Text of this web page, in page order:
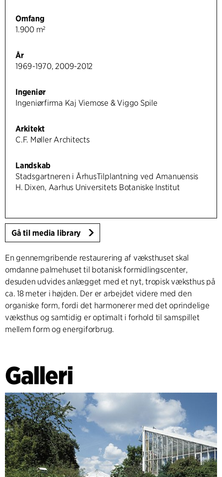
Omfang
1.900 m²
År
1969-1970, 2009-2012
Ingeniør
Ingeniørfirma Kaj Viemose & Viggo Spile
Arkitekt
C.F. Møller Architects
Landskab
Stadsgartneren i ÅrhusTilplantning ved Amanuensis
H. Dixen, Aarhus Universitets Botaniske Institut
Gå til media library
En gennemgribende restaurering af væksthuset skal
omdanne palmehuset til botanisk formidlingscenter,
desuden udvides anlægget med et nyt, tropisk væksthus på
ca. 18 meter i højden. Der er arbejdet videre med den
organiske form, fordi det harmonerer med det oprindelige
væksthus og samtidig er optimalt i forhold til samspillet
mellem form og energiforbrug.
Galleri